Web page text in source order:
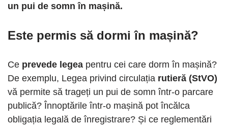
un pui de somn în mașină.
Este permis să dormi în mașină?
Ce prevede legea pentru cei care dorm în mașină?
De exemplu, Legea privind circulația rutieră (StVO)
vă permite să trageți un pui de somn într-o parcare
publică? Înnoptările într-o mașină pot încălca
obligația legală de înregistrare? Și ce reglementări